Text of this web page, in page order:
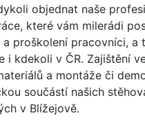
objednat naše
které vám milerádi
a proškolení pracovníci, a
i kdekoli v ČR. Zajištění
a montáže či
součástí našich
v Blížejově.